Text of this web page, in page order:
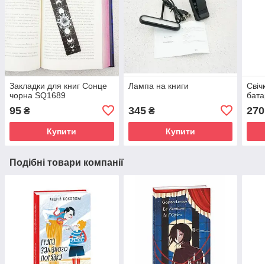
Закладки для книг Сонце
чорна SQ1689
95 ₴
Купити
Лампа на книги
345₴
Купити
270
Подібні товари компанії